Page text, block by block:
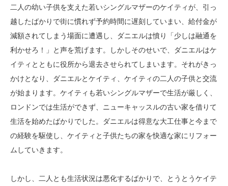
二人の幼い子供を支えた若いシングルマザーのケイティが、引っ
越したばかりで街に慣れず予約時間に遅刻していまい、給付金が
減額されてしまう場面に遭遇し、ダニエルは憤り「少しは融通を
利かせろ！」と声を荒げます。しかしそのせいで、ダニエルはケ
イティとともに役所から退去させられてしまいます。それがきっ
かけとなり、ダニエルとケイティ、ケイティの二人の子供と交流
が始まります。ケイティも若いシングルマザーで生活が厳しく、
ロンドンでは生活ができず、ニューキャッスルの古い家を借りて
生活を始めたばかりでした。ダニエルは得意な大工仕事と今まで
の経験を駆使し、ケイティと子供たちの家を快適な家にリフォー
ムしていきます。
しかし、二人とも生活状況は悪化するばかりで、とうとうケイテ